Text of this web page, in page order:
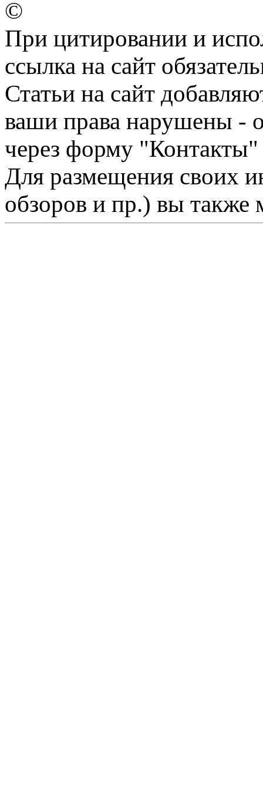
©
При цитировании и
ссылка на сайт
Статьи на сайт
ваши права нарушены -
через форму "Контакты"
Для размещения своих
обзоров и пр.) вы также